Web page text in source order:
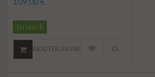
En stock
AJOUTER AU PANIER